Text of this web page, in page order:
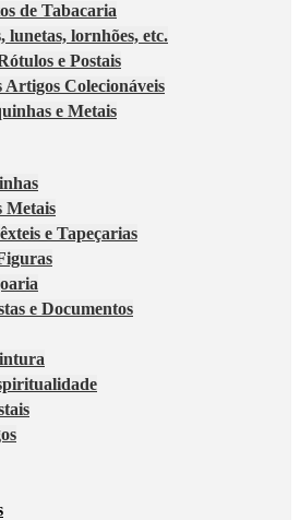
de Tabacaria
lunetas, lornhões, etc.
e Postais
Artigos Colecionáveis
e Metais
Metais
e Tapeçarias
e Documentos